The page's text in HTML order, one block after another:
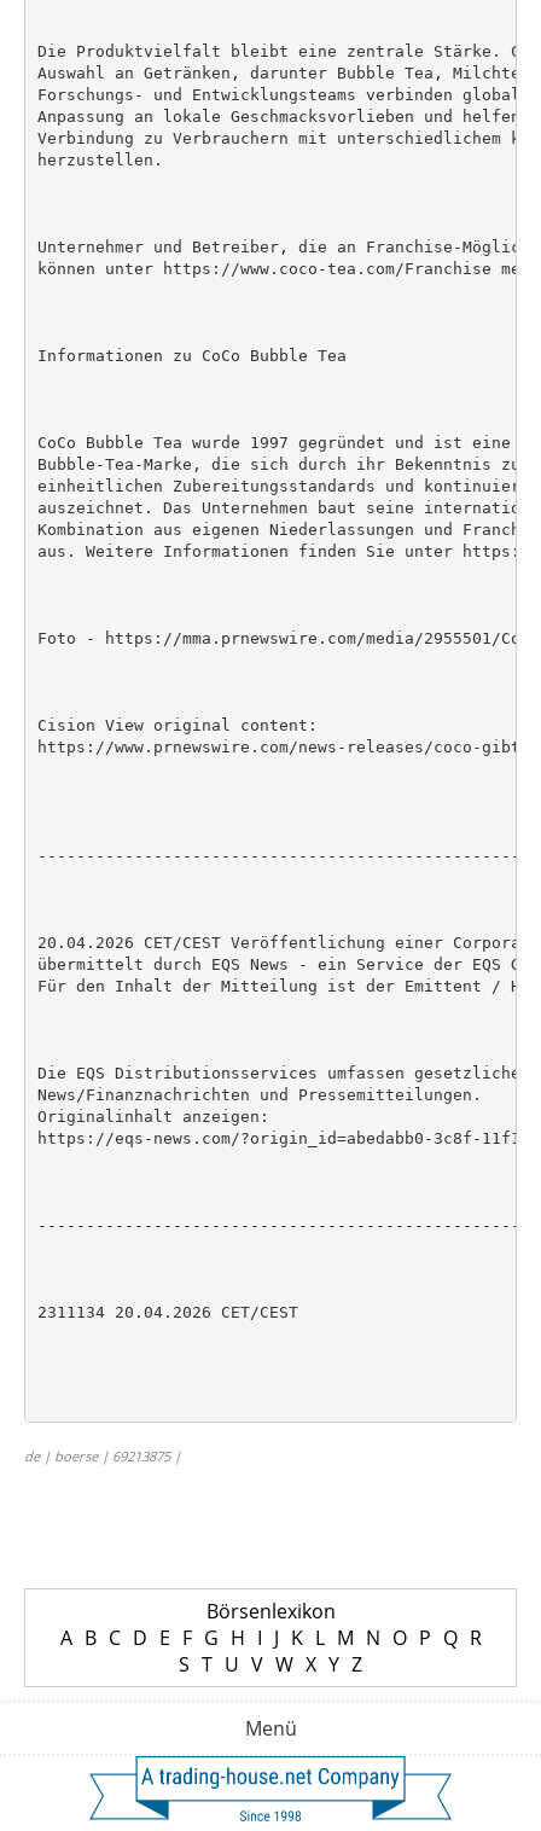
Die Produktvielfalt bleibt eine zentrale Stärke.
Auswahl an Getränken, darunter Bubble Tea,
Forschungs- und Entwicklungsteams verbinden
Anpassung an lokale Geschmacksvorlieben und helfen
Verbindung zu Verbrauchern mit unterschiedlichem
herzustellen.
Unternehmer und Betreiber, die an Franchise-
können unter https://www.coco-tea.com/Franchise
Informationen zu CoCo Bubble Tea
CoCo Bubble Tea wurde 1997 gegründet und ist eine
Bubble-Tea-Marke, die sich durch ihr Bekenntnis zu
einheitlichen Zubereitungsstandards und
auszeichnet. Das Unternehmen baut seine
Kombination aus eigenen Niederlassungen und
aus. Weitere Informationen finden Sie unter https://
Foto - https://mma.prnewswire.com/media/2955501/
Cision View original content:
https://www.prnewswire.com/news-releases/coco-
20.04.2026 CET/CEST Veröffentlichung einer
übermittelt durch EQS News - ein Service der EQS
Für den Inhalt der Mitteilung ist der Emittent /
Die EQS Distributionsservices umfassen gesetzliche
News/Finanznachrichten und Pressemitteilungen.
Originalinhalt anzeigen:
https://eqs-news.com/?origin_id=abedabb0-3c8f-11f1-
2311134 20.04.2026 CET/CEST
de | boerse | 69213875 |
Börsenlexikon
A B C D E F G H I J K L M N O P Q R
S T U V W X Y Z
Menü